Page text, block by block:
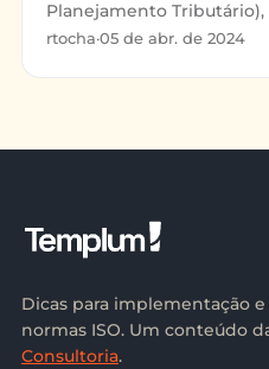
Planejamento
estratégico e o
rtocha·05 de abr. de 2024
Dicas para implementação
normas ISO. Um conteúdo
Consultoria.